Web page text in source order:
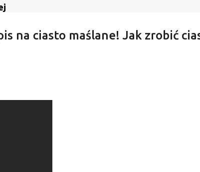
na ciasto maślane! Jak zrobić